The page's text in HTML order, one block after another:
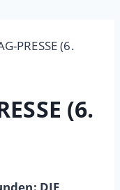
PRESSE (6.
(6.